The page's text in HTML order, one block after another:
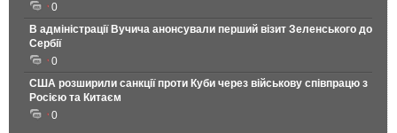
0
В адміністрації Вучича анонсували перший візит Зеленського до
Сербії
0
США розширили санкції проти Куби через військову співпрацю з
Росією та Китаєм
0